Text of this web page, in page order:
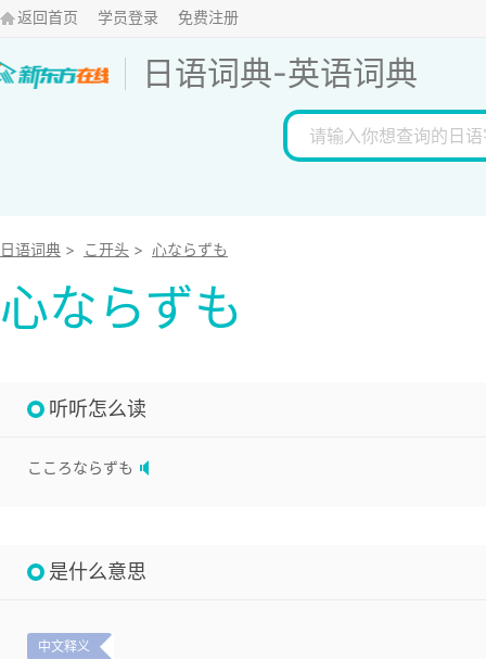
返回首页 学员登录 免费注册
日语词典-英语词典
日语词典 > こ开头 > 心ならずも
心ならずも
听听怎么读
こころならずも
是什么意思
中文释义